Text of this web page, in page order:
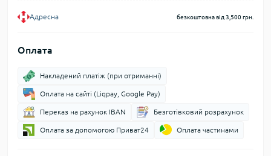
Адресна безкоштовна від 3,500 грн.
Оплата
Накладений платіж (при отриманні)
Оплата на сайті (Liqpay, Google Pay)
Переказ на рахунок IBAN Безготівковий розрахунок
Оплата за допомогою Приват24 Оплата частинами